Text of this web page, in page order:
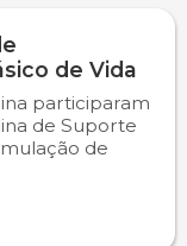
de Vida
participaram
de Suporte
de